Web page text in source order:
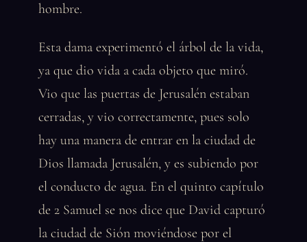
hombre.
Esta dama experimentó el árbol de la vida,
ya que dio vida a cada objeto que miró.
Vio que las puertas de Jerusalén estaban
cerradas, y vio correctamente, pues solo
hay una manera de entrar en la ciudad de
Dios llamada Jerusalén, y es subiendo por
el conducto de agua. En el quinto capítulo
de 2 Samuel se nos dice que David capturó
la ciudad de Sión moviéndose por el